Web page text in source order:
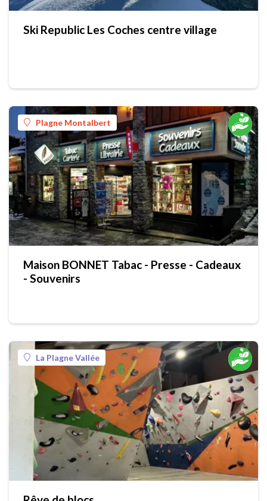
Ski Republic Les Coches centre village
Plagne Montalbert
Maison BONNET Tabac - Presse - Cadeaux
- Souvenirs
La Plagne Vallée